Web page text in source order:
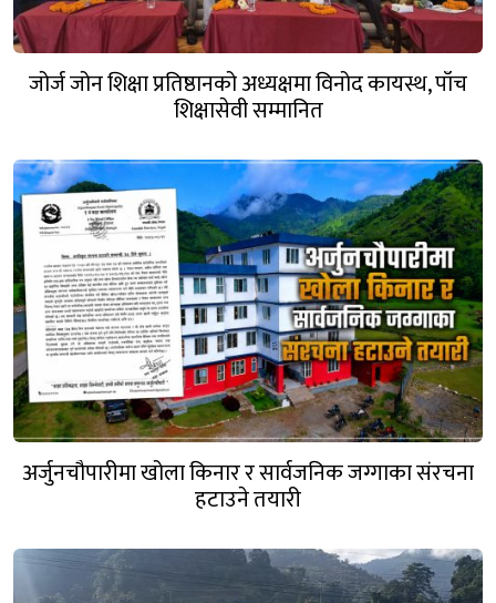
जोर्ज जोन शिक्षा प्रतिष्ठानको अध्यक्षमा विनोद कायस्थ, पाँच
शिक्षासेवी सम्मानित
अर्जुनचौपारीमा खोला किनार र सार्वजनिक जग्गाका संरचना
हटाउने तयारी